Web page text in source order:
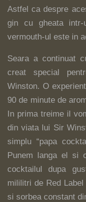
Astfel ca despre
gin cu gheata
vermouth-ul este in
Seara a continuat
creat special
Winston. O
90 de minute de
In prima treime il
din viata lui Sir
simplu “papa
Punem langa el si
cocktailul dupa
mililitri de Red
si sorbea constant